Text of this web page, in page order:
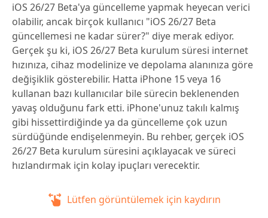
iAnyGo
iOS 26/27 Beta'ya güncelleme yapmak heyecan verici
olabilir, ancak birçok kullanıcı "iOS 26/27 Beta
güncellemesi ne kadar sürer?" diye merak ediyor.
Gerçek şu ki, iOS 26/27 Beta kurulum süresi internet
hızınıza, cihaz modelinize ve depolama alanınıza göre
değişiklik gösterebilir. Hatta iPhone 15 veya 16
kullanan bazı kullanıcılar bile sürecin beklenenden
yavaş olduğunu fark etti. iPhone'unuz takılı kalmış
gibi hissettirdiğinde ya da güncelleme çok uzun
sürdüğünde endişelenmeyin. Bu rehber, gerçek iOS
26/27 Beta kurulum süresini açıklayacak ve süreci
hızlandırmak için kolay ipuçları verecektir.
Lütfen görüntülemek için kaydırın